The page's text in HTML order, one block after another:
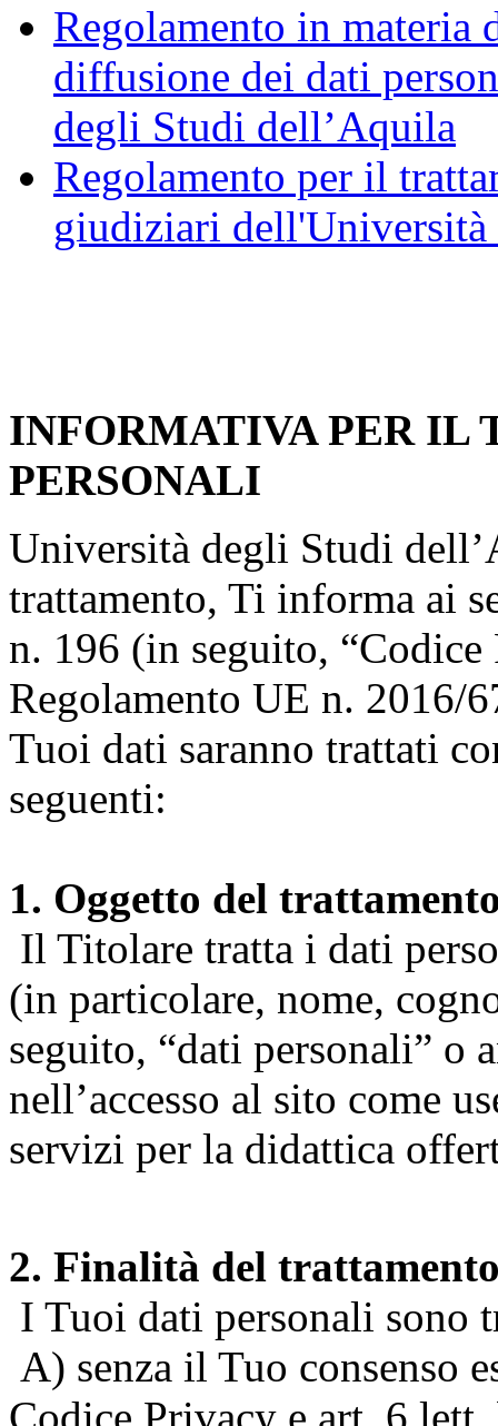
Regolamento in materia
diffusione dei dati
degli Studi dell’Aquila
Regolamento per il
giudiziari
INFORMATIVA PER IL
PERSONALI
Università degli Studi
trattamento, Ti informa ai
n. 196 (in seguito, “Codice
Regolamento UE n. 2016/
Tuoi dati saranno trattati
seguenti:
1. Oggetto del
Il Titolare tratta i dati
(in particolare, nome,
seguito, “dati personali” o
nell’accesso al sito come
servizi per la didattica
2. Finalità del
I Tuoi dati personali sono
A) senza il Tuo consenso
Codice Privacy e art. 6